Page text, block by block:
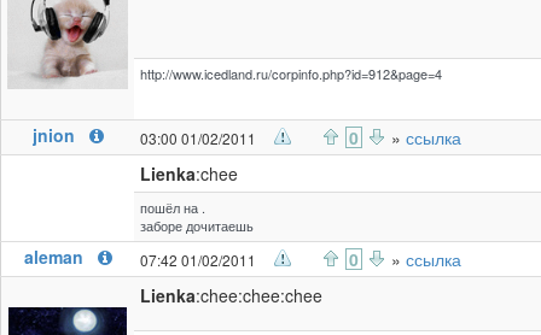
http://www.icedland.ru/corpinfo.php?id=912&page=4
jnion 03:00 01/02/2011 0 » ссылка
Lienka:chee
пошёл на .
заборе дочитаешь
aleman 07:42 01/02/2011 0 » ссылка
Lienka:chee:chee:chee